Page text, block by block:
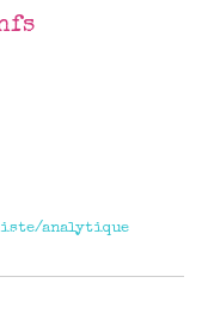
analytique